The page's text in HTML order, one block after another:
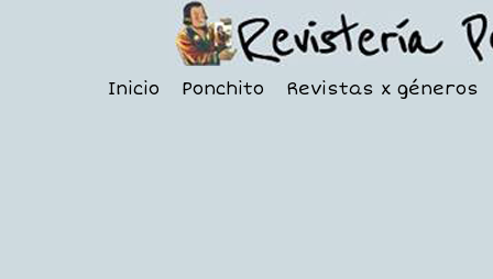
Inicio Ponchito Revistas x géneros